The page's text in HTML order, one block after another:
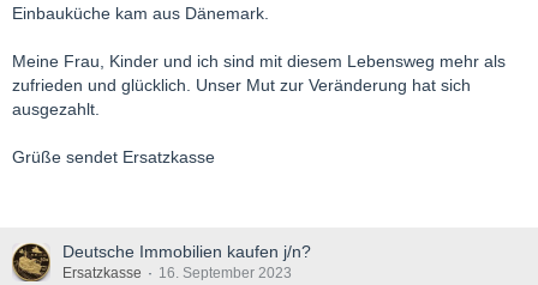
Einbauküche kam aus Dänemark.
Meine Frau, Kinder und ich sind mit diesem Lebensweg mehr als
zufrieden und glücklich. Unser Mut zur Veränderung hat sich
ausgezahlt.
Grüße sendet Ersatzkasse
Deutsche Immobilien kaufen j/n?
Ersatzkasse 16. September 2023